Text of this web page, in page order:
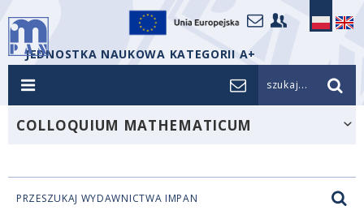
JEDNOSTKA NAUKOWA KATEGORII A+
szukaj...
COLLOQUIUM MATHEMATICUM
PRZESZUKAJ WYDAWNICTWA IMPAN